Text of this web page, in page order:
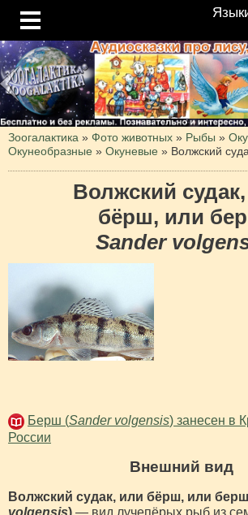
Зоогалактика » Фото животных » Рыбы »
Окунеобразные » Окуневые » Волжский
Волжский
бёрш, или
Sander
Берш (Sander volgensis) занесен в
России
Внешний вид
Волжский судак, или бёрш, или
volgensis) — вид лучепёрых рыб из